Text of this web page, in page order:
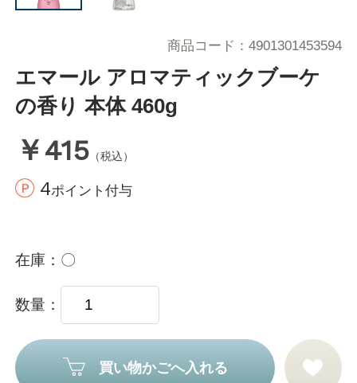
エマール アロマティックブーケ
の香り 本体 460g
￥415 （税込）
4ポイント付与
商品コード 4901301453594
在庫 〇
数量
買い物かごへ入れる